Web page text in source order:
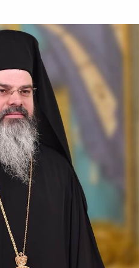
După-prăznuirea
Schimbării la Față a
Domnului
Schimbarea la Față a
Mântuitorului Iisus Hristos
este unul din Praznicele
împărătești ale Bisericii
Ortodoxe, sărbătorită la 6
august.
Sfântul Antonie de la
Optina
Doamne, ajută-mi să văd
păcatele mele; Doamne, dă-
mi răbdare, mărinimie şi
blândeţe!